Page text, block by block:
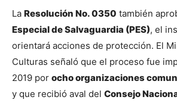
La Resolución No. 0350 también
Especial de Salvaguardia (PES), el
orientará acciones de protección. El
Culturas señaló que el proceso fue
2019 por ocho organizaciones
y que recibió aval del Consejo